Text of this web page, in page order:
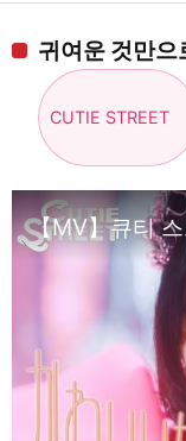
귀여운 것만으
CUTIE STREET
【MV】큐티